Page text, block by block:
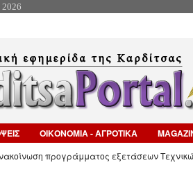
2026
ΟΙΚΟΝΟΜΙΑ - ΑΓΡΟΤΙΚΑ
προγράμματος εξετάσεων